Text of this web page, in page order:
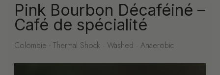
Pink Bourbon Décaféiné –
Café de spécialité
Colombie - Thermal Shock · Washed · Anaerobic